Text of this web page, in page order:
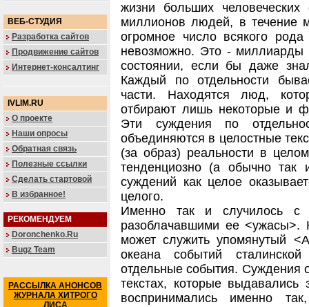
ВЕБ-СТУДИЯ
Разработка сайтов
Продвижение сайтов
Интернет-консалтинг
IVLIM.RU
О проекте
Наши опросы
Обратная связь
Полезные ссылки
Сделать стартовой
В избранное!
РЕКОМЕНДУЕМ
Doronchenko.Ru
Bugz Team
РАССЫЛКА АНОНСОВ
ЖУРНАЛА ХИТРОГО
ЛИСА
жизни больших
миллионов людей, в течение
огромное число всякого
невозможно. Это -
состоянии, если бы даже
Каждый по отдельности
части. Находятся люд,
отбирают лишь некоторые и
Эти суждения по
объединяются в целостные
(за образ) реальности в
тенденциозно (а обычно так
суждений как целое
целого.
Именно так и случилось с
разоблачавшими ее <ужасы>.
может служить упомянутый
океана событий
отдельные события. Суждения
текстах, которые
воспринимались именно